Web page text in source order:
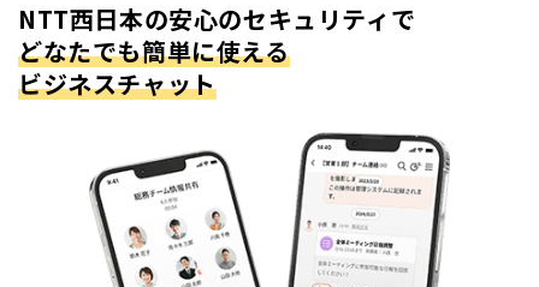
NTT西日本の安心のセキュリティで
どなたでも簡単に使える
ビジネスチャット